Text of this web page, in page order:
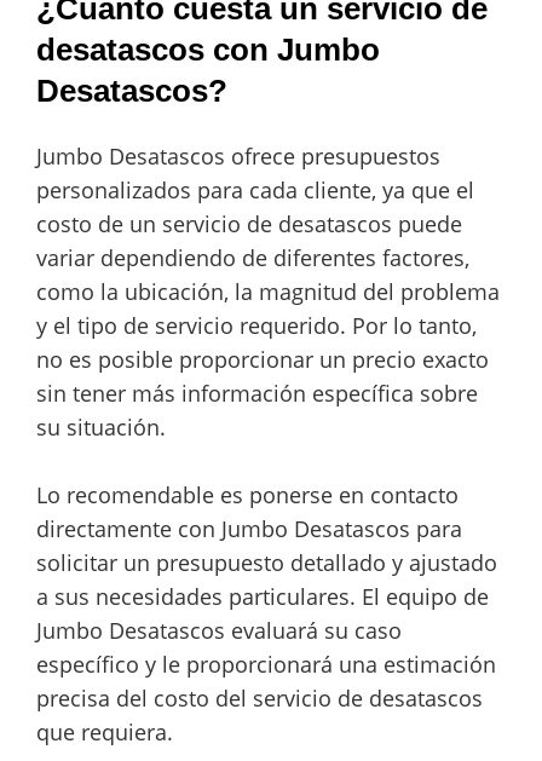
¿Cuánto cuesta un servicio de
desatascos con Jumbo
Desatascos?
Jumbo Desatascos ofrece presupuestos
personalizados para cada cliente, ya que el
costo de un servicio de desatascos puede
variar dependiendo de diferentes factores,
como la ubicación, la magnitud del problema
y el tipo de servicio requerido. Por lo tanto,
no es posible proporcionar un precio exacto
sin tener más información específica sobre
su situación.
Lo recomendable es ponerse en contacto
directamente con Jumbo Desatascos para
solicitar un presupuesto detallado y ajustado
a sus necesidades particulares. El equipo de
Jumbo Desatascos evaluará su caso
específico y le proporcionará una estimación
precisa del costo del servicio de desatascos
que requiera.